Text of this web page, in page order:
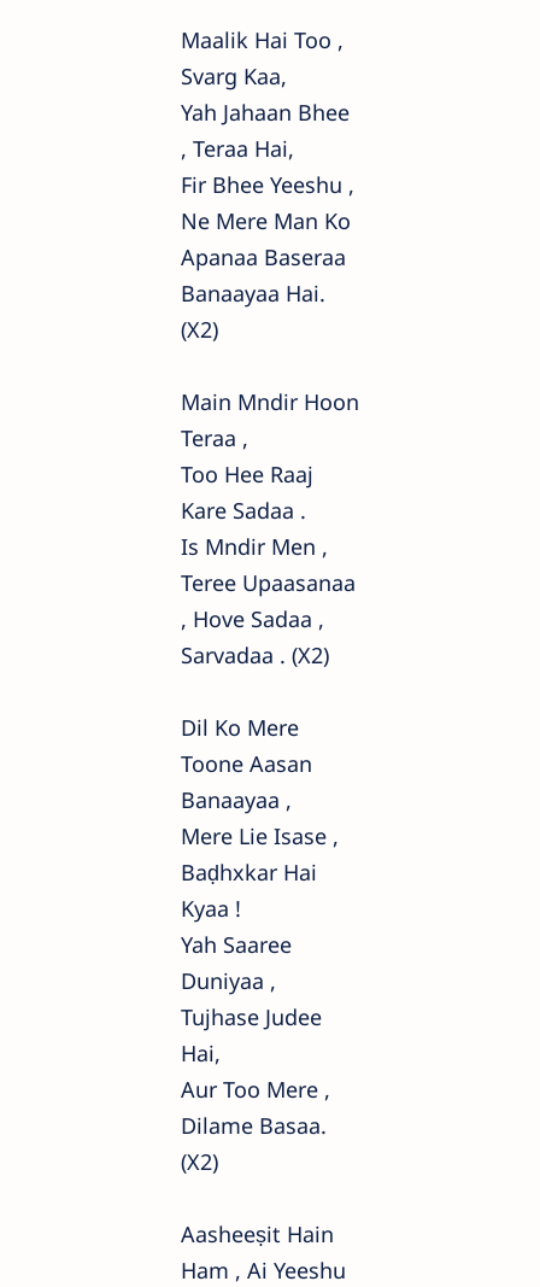
Maalik Hai Too ,
Svarg Kaa,
Yah Jahaan Bhee
, Teraa Hai,
Fir Bhee Yeeshu ,
Ne Mere Man Ko
Apanaa Baseraa
Banaayaa Hai.
(x2)
Main Mndir Hoon
Teraa ,
Too Hee Raaj
Kare Sadaa .
Is Mndir Men ,
Teree Upaasanaa
, Hove Sadaa ,
Sarvadaa . (x2)
Dil Ko Mere
Toone Aasan
Banaayaa ,
Mere Lie Isase ,
Baḍhxkar Hai
Kyaa !
Yah Saaree
Duniyaa ,
Tujhase Judee
Hai,
Aur Too Mere ,
Dilame Basaa.
(x2)
Aasheeṣit Hain
Ham , Ai Yeeshu